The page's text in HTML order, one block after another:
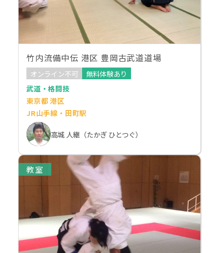
竹内流備中伝 港区 豊岡古武道道場
オンライン不可
無料体験あり
武道・格闘技
東京都 港区
JR山手線・田町駅
高城 人継（たかぎ ひとつぐ）
教室